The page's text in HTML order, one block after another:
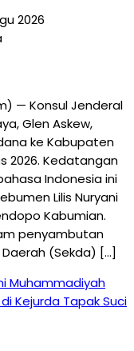
2026
— Konsul Jenderal
Glen Askew,
ke Kabupaten
2026. Kedatangan
Indonesia ini
Lilis Nuryani
Kabumian.
penyambutan
(Sekda) […]